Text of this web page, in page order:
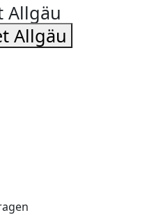
Allgäu
Allgäu